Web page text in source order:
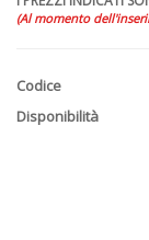
(Al momento
Codice
Disponibilità